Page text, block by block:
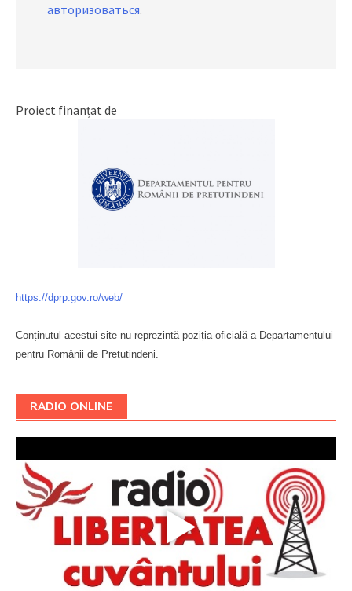
авторизоваться.
Proiect finanțat de
https://dprp.gov.ro/web/
Conținutul acestui site nu reprezintă poziția oficială a Departamentului
pentru Românii de Pretutindeni.
RADIO ONLINE